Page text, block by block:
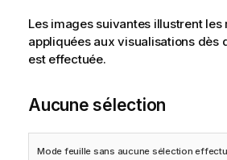
Les images suivantes illustrent les
appliquées aux visualisations dès
est effectuée.
Aucune sélection
Mode feuille sans aucune sélection